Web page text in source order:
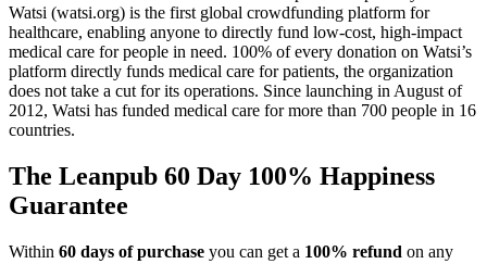
Watsi (watsi.org) is the first global crowdfunding platform for
healthcare, enabling anyone to directly fund low-cost, high-impact
medical care for people in need. 100% of every donation on Watsi’s
platform directly funds medical care for patients, the organization
does not take a cut for its operations. Since launching in August of
2012, Watsi has funded medical care for more than 700 people in 16
countries.
The Leanpub 60 Day 100% Happiness
Guarantee
Within 60 days of purchase you can get a 100% refund on any